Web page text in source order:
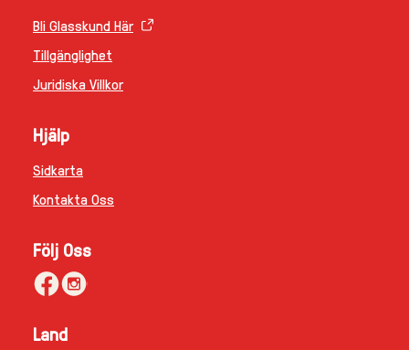
Cookie-Meddelande
Bli Glasskund Här
Tillgänglighet
Hjälp
Sidkarta
Följ Oss